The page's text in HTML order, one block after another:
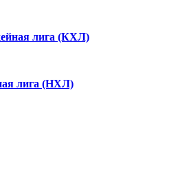
лига (КХЛ)
лига (НХЛ)